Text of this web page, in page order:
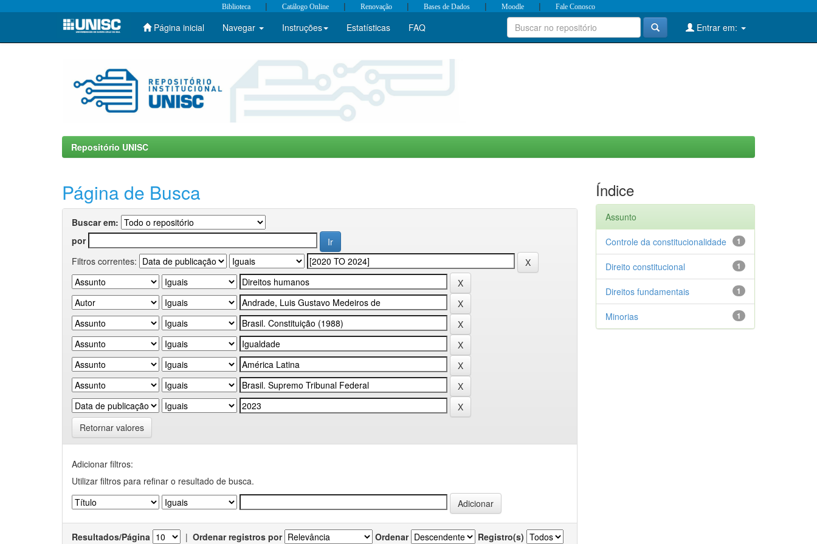
Skip
Biblioteca | Catálogo Online | Renovação | Bases de Dados | Moodle | Fale Conosco
Página inicial Navegar Instruções Estatísticas FAQ Entrar em:
Repositório UNISC
Página de Busca
Buscar em:
por
Filtros correntes:
Retornar valores
Adicionar filtros:
Utilizar filtros para refinar o resultado de busca.
Resultados/Página | Ordenar registros por Ordenar Registro(s)
Índice
Assunto
1
Controle da constitucionalidade
1
Direito constitucional
1
Direitos fundamentais
1
Minorias